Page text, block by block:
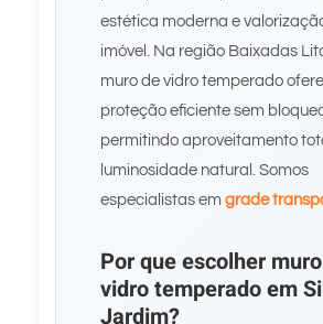
estética moderna e
imóvel. Na região Baixadas
muro de vidro temperado
proteção eficiente sem
permitindo aproveitamento
luminosidade natural. Somos
especialistas em grade
Por que escolher
vidro temperado em
Jardim?